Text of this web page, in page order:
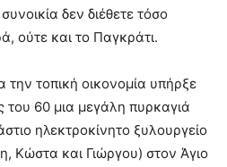
δεν διέθετε τόσο
ούτε και το Παγκράτι.
τοπική οικονομία υπήρξε
του 60 μια μεγάλη πυρκαγιά
ηλεκτροκίνητο ξυλουργείο
Κώστα και Γιώργου) στον Άγιο